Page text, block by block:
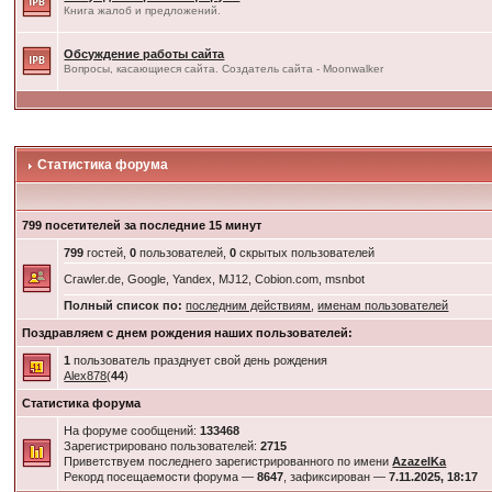
Книга жалоб и предложений.
Обсуждение работы сайта
Вопросы, касающиеся сайта. Создатель сайта - Moonwalker
Статистика форума
799 посетителей за последние 15 минут
799 гостей,0 пользователей,0 скрытых пользователей
Crawler.de, Google, Yandex, MJ12, Cobion.com, msnbot
Полный список по: последним действиям ,именам пользователей
Поздравляем с днем рождения наших пользователей:
1 пользователь празднует свой день рождения
Alex878(44)
Статистика форума
На форуме сообщений:133468
Зарегистрировано пользователей:2715
Приветствуем последнего зарегистрированного по имениAzazelKa
Рекорд посещаемости форума —8647 , зафиксирован —7.11.2025, 18:17